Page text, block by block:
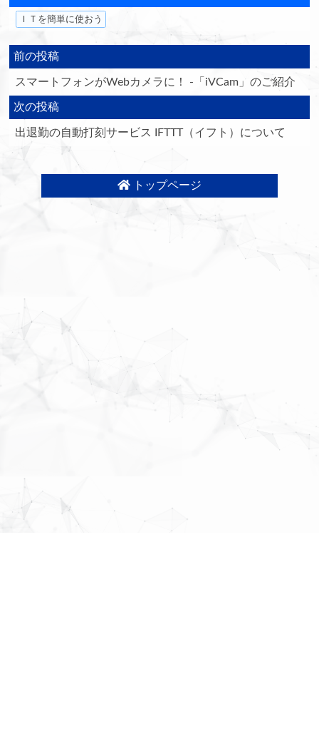
ＩＴを簡単に使おう
前の投稿
スマートフォンがWebカメラに！ -「iVCam」のご紹介
次の投稿
出退勤の自動打刻サービス IFTTT（イフト）について
トップページ